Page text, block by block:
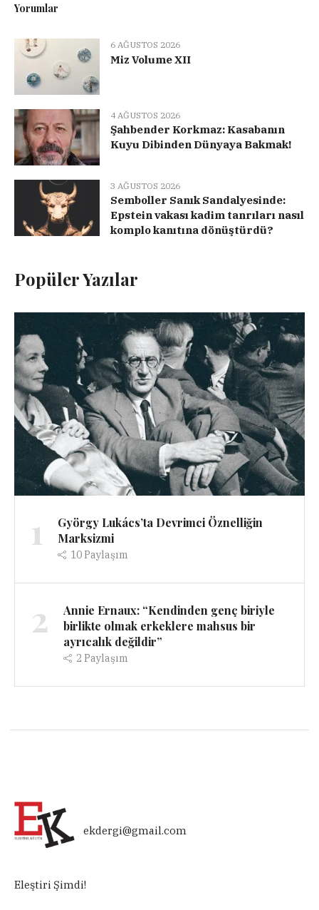
Yorumlar
6 AĞUSTOS 2026
Miz Volume XII
4 AĞUSTOS 2026
Şahbender Korkmaz: Kasabanın
Kuyu Dibinden Dünyaya Bakmak!
3 AĞUSTOS 2026
Semboller Sanık Sandalyesinde:
Epstein vakası kadim tanrıları nasıl
komplo kanıtına dönüştürdü?
Popüler Yazılar
1
György Lukács’ta Devrimci Öznelliğin
Marksizmi
10Paylaşım
2
Annie Ernaux: “Kendinden genç biriyle
birlikte olmak erkeklere mahsus bir
ayrıcalık değildir”
2 Paylaşım
ekdergi@gmail.com
Eleştiri Şimdi!